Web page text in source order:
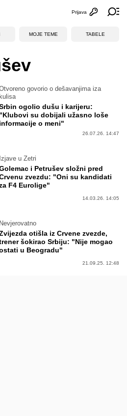
Otvori
Prijava
MOJE TEME TABELE
govorio o dešavanjima iza
kulisa
ogolio dušu i karijeru:
"Klubovi su dobijali užasno loše
informacije o meni"
26.07.26. 14:47
Izjave u Zetri
i Petrušev složni pred
zvezdu: "Oni su kandidati
F4 Eurolige"
14.03.26. 14:05
Nevjerovatno
otišla iz Crvene zvezde,
šokirao Srbiju: "Nije mogao
u Beogradu"
21.09.25. 12:48